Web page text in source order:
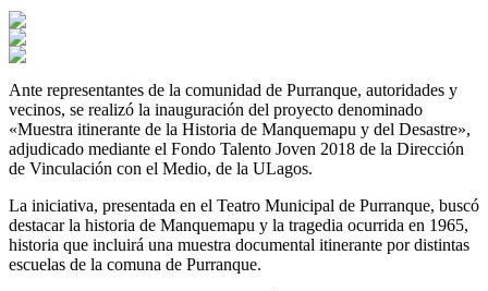
Ante representantes de la comunidad de Purranque, autoridades y
vecinos, se realizó la inauguración del proyecto denominado
«Muestra itinerante de la Historia de Manquemapu y del Desastre»,
adjudicado mediante el Fondo Talento Joven 2018 de la Dirección
de Vinculación con el Medio, de la ULagos.
La iniciativa, presentada en el Teatro Municipal de Purranque, buscó
destacar la historia de Manquemapu y la tragedia ocurrida en 1965,
historia que incluirá una muestra documental itinerante por distintas
escuelas de la comuna de Purranque.